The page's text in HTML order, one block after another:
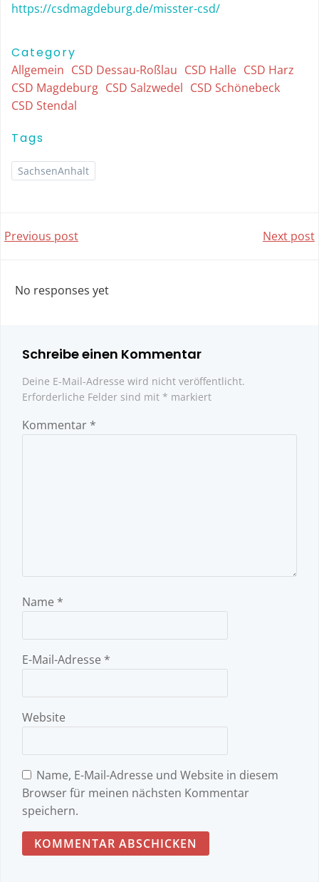
https://csdmagdeburg.de/misster-csd/
Category
Allgemein CSD Dessau-Roßlau CSD Halle CSD Harz
CSD Magdeburg CSD Salzwedel CSD Schönebeck
CSD Stendal
Tags
SachsenAnhalt
Post
navigation
Previous post Next post
No responses yet
Schreibe einen Kommentar
Deine E-Mail-Adresse wird nicht veröffentlicht.
Erforderliche Felder sind mit * markiert
Kommentar *
Name *
E-Mail-Adresse *
Website
Name, E-Mail-Adresse und Website in diesem
Browser für meinen nächsten Kommentar
speichern.